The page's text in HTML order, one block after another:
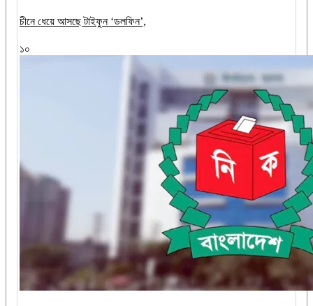
চীনে ধেয়ে আসছে টাইফুন ‘ডলফিন’,
১০